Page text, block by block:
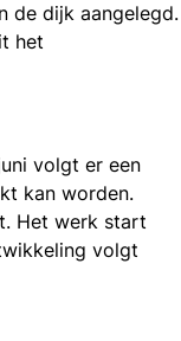
de dijk aangelegd.
het
volgt er een
kan worden.
Het werk start
volgt